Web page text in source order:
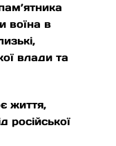
воїна в
влади та
життя,
російської